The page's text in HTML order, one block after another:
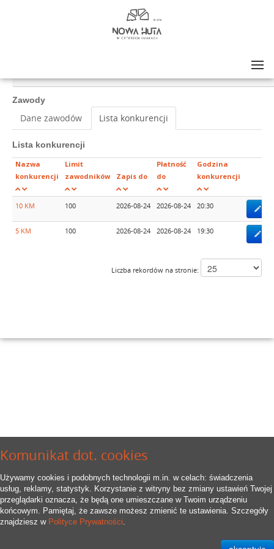
Komunikat dot. cookies
Używamy cookies i podobnych technologii m.in. w celach: świadczenia
usług, reklamy, statystyk. Korzystanie z witryny bez zmiany ustawień Twojej
przeglądarki oznacza, że będą one umieszczane w Twoim urządzeniu
końcowym. Pamiętaj, że zawsze możesz zmienić te ustawienia. Szczegóły
znajdziesz w Polityce Prywatności.
Zawody
Dane zawodów Lista konkurencji
Lista konkurencji
Nazwa
konkurencji
Limit
zawodników
Zapis do
Płatność
do
Godzina
konkurencji
10 KM 100 2026-08-24 2026-08-24 20:30
5 KM 100 2026-08-24 2026-08-24 19:30
Liczba rekordów na stronie: